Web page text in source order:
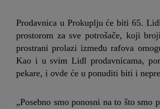
Prodavnica u Prokuplju će biti 65.
prostorom za sve potrošače, koji
prostrani prolazi između rafova
Kao i u svim Lidl prodavnicama,
pekare, i ovde će u ponuditi biti i
„Posebno smo ponosni na to što